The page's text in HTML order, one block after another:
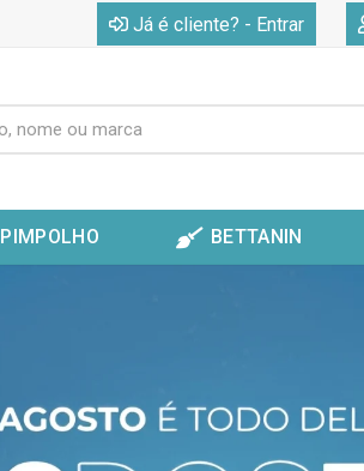
Já é cliente? - Entrar
PIMPOLHO BETTANIN